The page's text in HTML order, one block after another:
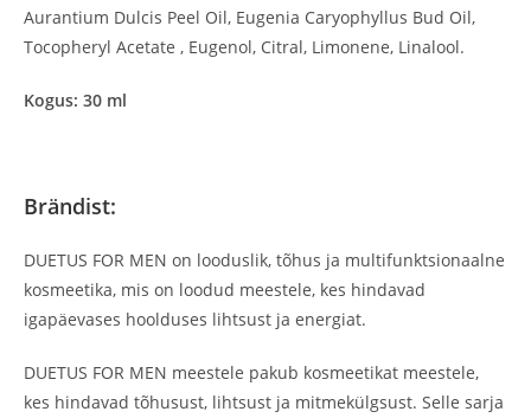
Aurantium Dulcis Peel Oil, Eugenia Caryophyllus Bud Oil,
Tocopheryl Acetate , Eugenol, Citral, Limonene, Linalool.
Kogus: 30 ml
Brändist:
DUETUS FOR MEN on looduslik, tõhus ja multifunktsionaalne
kosmeetika, mis on loodud meestele, kes hindavad
igapäevases hoolduses lihtsust ja energiat.
DUETUS FOR MEN meestele pakub kosmeetikat meestele,
kes hindavad tõhusust, lihtsust ja mitmekülgsust. Selle sarja